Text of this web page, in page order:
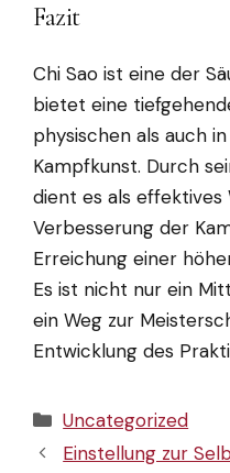
Fazit
Chi Sao ist eine der
bietet eine
physischen als auch
Kampfkunst. Durch
dient es als effektives
Verbesserung der
Erreichung einer
Es ist nicht nur ein
ein Weg zur
Entwicklung des
Kategorien
Uncategorized
Einstellung zur